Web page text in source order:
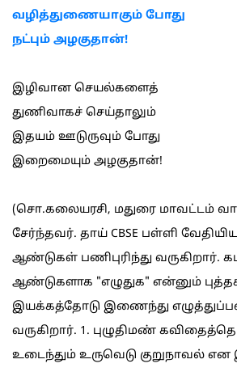
வழித்துணையாகும் போது
நட்பும் அழகுதான்!
இழிவான செயல்களைத்
துணிவாகச் செய்தாலும்
இதயம் ஊடுருவும் போது
இறைமையும் அழகுதான்!
(சொ.கலையரசி, மதுரை மாவட்டம்
சேர்ந்தவர். தாய் CBSE பள்ளி
ஆண்டுகள் பணிபுரிந்து வருகிறார்.
ஆண்டுகளாக "எழுதுக" என்னும்
இயக்கத்தோடு இணைந்து
வருகிறார். 1. புழுதிமண்
உடைந்தும் உருவெடு குறுநாவல்